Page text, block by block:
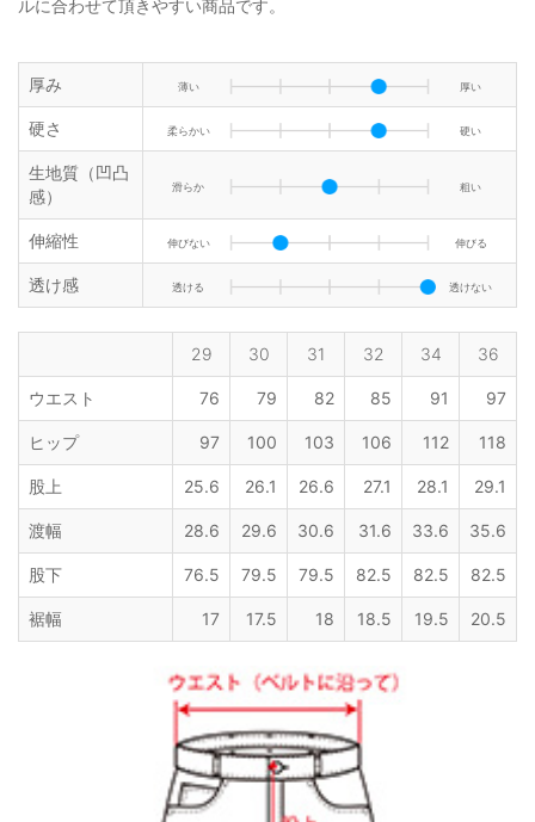
ルに合わせて頂きやすい商品です。
厚み 薄い 厚い
硬さ 柔らかい 硬い
生地質（凹凸
感）
滑らか 粗い
伸縮性 伸びない 伸びる
透け感 透ける 透けない
29 30 31 32 34 36
ウエスト 76 79 82 85 91 97
ヒップ 97 100 103 106 112 118
股上 25.6 26.1 26.6 27.1 28.1 29.1
渡幅 28.6 29.6 30.6 31.6 33.6 35.6
股下 76.5 79.5 79.5 82.5 82.5 82.5
裾幅 17 17.5 18 18.5 19.5 20.5